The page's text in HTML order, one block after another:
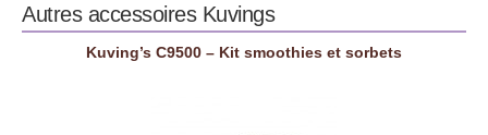
Autres accessoires Kuvings
Kuving’s C9500 – Kit smoothies et sorbets